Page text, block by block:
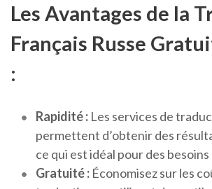
Les Avantages de la
Français Russe
:
Rapidité : Les services de
permettent d’obtenir des
ce qui est idéal pour des
Gratuité : Économisez sur les